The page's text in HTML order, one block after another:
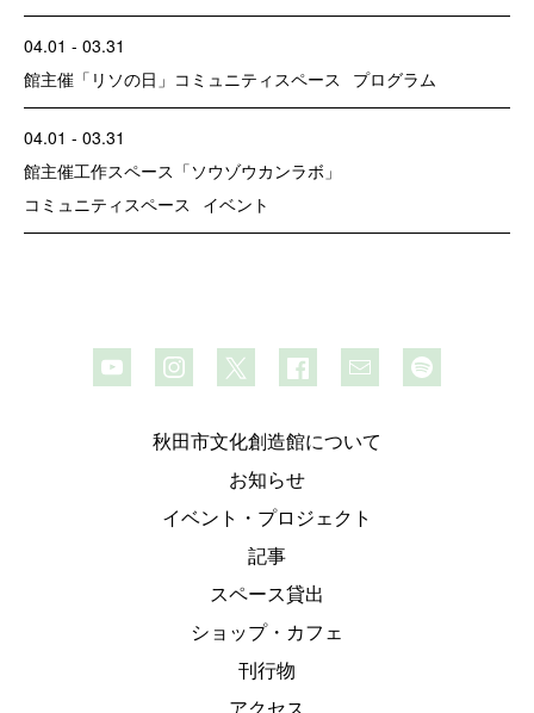
04.01 - 03.31
館主催 「リソの日」 コミュニティスペース プログラム
04.01 - 03.31
館主催工作スペース「ソウゾウカンラボ」
コミュニティスペース
イベント
秋田市文化創造館について
お知らせ
イベント・プロジェクト
記事
スペース貸出
ショップ・カフェ
刊行物